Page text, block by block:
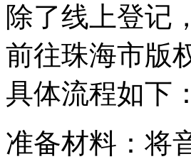
除了线上登记
前往珠海市版
具体流程如下：
准备材料：将